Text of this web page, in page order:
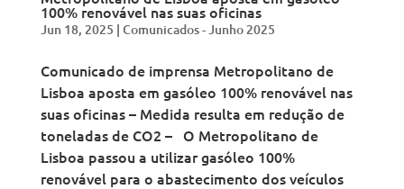
100% renovável nas suas oficinas
Jun 18, 2025 | Comunicados - Junho 2025
Comunicado de imprensa Metropolitano de
Lisboa aposta em gasóleo 100% renovável nas
suas oficinas – Medida resulta em redução de
toneladas de CO2 – O Metropolitano de
Lisboa passou a utilizar gasóleo 100%
renovável para o abastecimento dos veículos